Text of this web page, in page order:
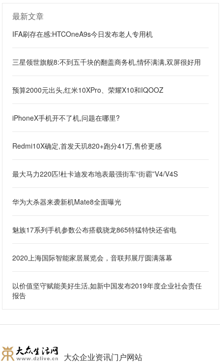
最新文章
IFA刷存在感:HTCOneA9s今日发布老人专用机
三星领世旗舰8:不到五千块的翻盖商务机,情怀满满,双屏很好用
预算2000元出头,红米10XPro、荣耀X10和IQOOZ
iPhoneX手机开不了机,问题在哪里?
Redmi10X确定,首发天玑820+跑分41万,售价更感
最大马力220匹!杜卡迪发布地表最强街车“街霸”V4/V4S
华为大杀器来袭新机Mate8全面曝光
魅族17系列手机参数公布搭载骁龙865特猛特快还省电
2020上海国际智能家居展览会，音联邦展厅圆满落幕
以价值坚守赋能美好生活,如新中国发布2019年度企业社会责任
报告
大众企业资讯门户网站